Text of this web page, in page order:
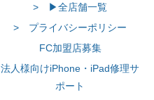
> ▶全店舗一覧
> プライバシーポリシー
FC加盟店募集
法人様向けiPhone・iPad修理サ
ポート